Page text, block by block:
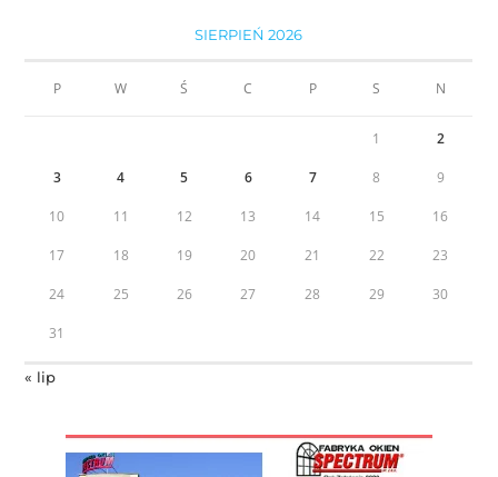
SIERPIEŃ 2026
P W Ś C P S N
1 2
3 4 5 6 7 8 9
10 11 12 13 14 15 16
17 18 19 20 21 22 23
24 25 26 27 28 29 30
31
« lip